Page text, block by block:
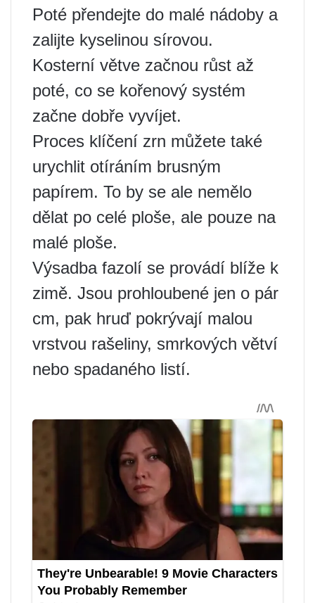
Poté přendejte do malé nádoby a
zalijte kyselinou sírovou.
Kosterní větve začnou růst až
poté, co se kořenový systém
začne dobře vyvíjet.
Proces klíčení zrn můžete také
urychlit otíráním brusným
papírem. To by se ale nemělo
dělat po celé ploše, ale pouze na
malé ploše.
Výsadba fazolí se provádí blíže k
zimě. Jsou prohloubené jen o pár
cm, pak hruď pokrývají malou
vrstvou rašeliny, smrkových větví
nebo spadaného listí.